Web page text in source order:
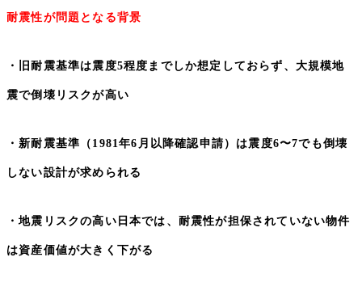
耐震性が問題となる背景
・旧耐震基準は震度5程度までしか想定しておらず、大規模地
震で倒壊リスクが高い
・新耐震基準（ 1981年6 月以降確認申請）は震度6〜7でも倒壊
しない設計が求められる
・地震リスクの高い日本では、耐震性が担保されていない物件
は資産価値が大きく下がる